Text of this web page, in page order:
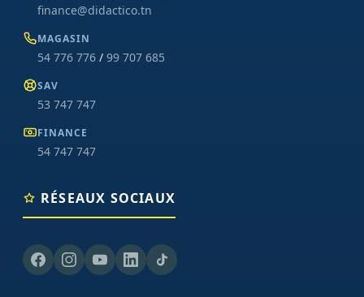
finance@didactico.tn
MAGASIN
54 776 776 / 99 707 685
SAV
53 747 747
FINANCE
54 747 747
RÉSEAUX SOCIAUX